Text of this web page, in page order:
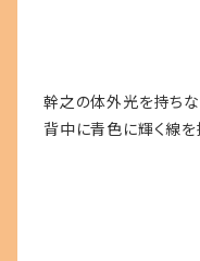
幹之の体外光を持ち
背中に青色に輝く線を